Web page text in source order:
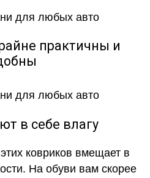
практичны и
в себе влагу
ковриков вмещает в
На обуви вам скорее